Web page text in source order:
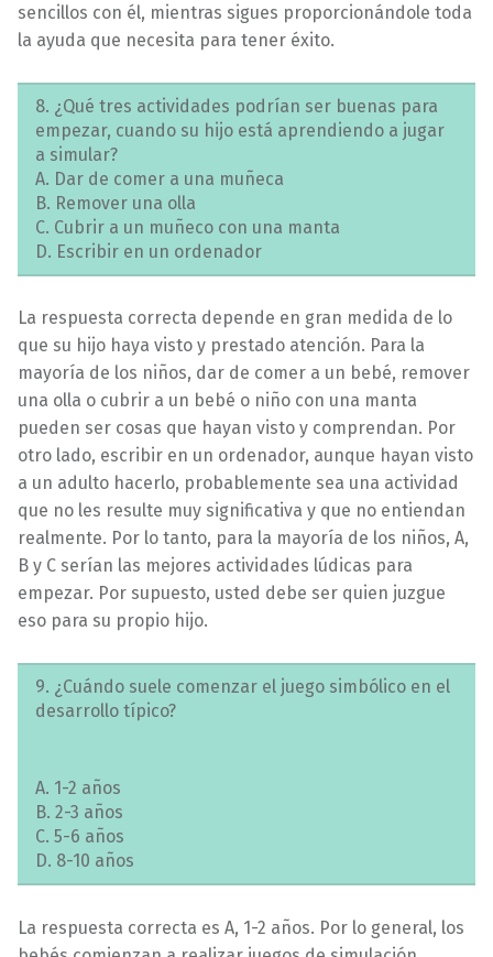
sencillos con él, mientras sigues proporcionándole toda
la ayuda que necesita para tener éxito.
8. ¿Qué tres actividades podrían ser buenas para
empezar, cuando su hijo está aprendiendo a jugar
a simular?
A. Dar de comer a una muñeca
B. Remover una olla
C. Cubrir a un muñeco con una manta
D. Escribir en un ordenador
La respuesta correcta depende en gran medida de lo
que su hijo haya visto y prestado atención. Para la
mayoría de los niños, dar de comer a un bebé, remover
una olla o cubrir a un bebé o niño con una manta
pueden ser cosas que hayan visto y comprendan. Por
otro lado, escribir en un ordenador, aunque hayan visto
a un adulto hacerlo, probablemente sea una actividad
que no les resulte muy significativa y que no entiendan
realmente. Por lo tanto, para la mayoría de los niños, A,
B y C serían las mejores actividades lúdicas para
empezar. Por supuesto, usted debe ser quien juzgue
eso para su propio hijo.
9. ¿Cuándo suele comenzar el juego simbólico en el
desarrollo típico?
A. 1-2 años
B. 2-3 años
C. 5-6 años
D. 8-10 años
La respuesta correcta es A, 1-2 años. Por lo general, los